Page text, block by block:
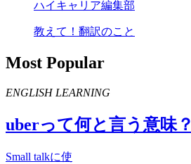
ハイキャリア編集部
教えて！翻訳のこと
Most Popular
ENGLISH LEARNING
uberって何と言う意味？
Small talkに使